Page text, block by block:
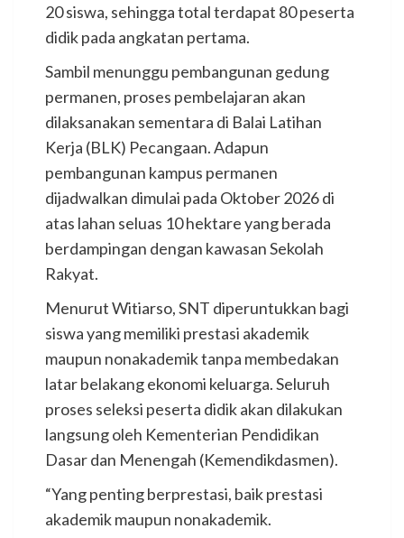
20 siswa, sehingga total terdapat 80 peserta
didik pada angkatan pertama.
Sambil menunggu pembangunan gedung
permanen, proses pembelajaran akan
dilaksanakan sementara di Balai Latihan
Kerja (BLK) Pecangaan. Adapun
pembangunan kampus permanen
dijadwalkan dimulai pada Oktober 2026 di
atas lahan seluas 10 hektare yang berada
berdampingan dengan kawasan Sekolah
Rakyat.
Menurut Witiarso, SNT diperuntukkan bagi
siswa yang memiliki prestasi akademik
maupun nonakademik tanpa membedakan
latar belakang ekonomi keluarga. Seluruh
proses seleksi peserta didik akan dilakukan
langsung oleh Kementerian Pendidikan
Dasar dan Menengah (Kemendikdasmen).
“Yang penting berprestasi, baik prestasi
akademik maupun nonakademik.